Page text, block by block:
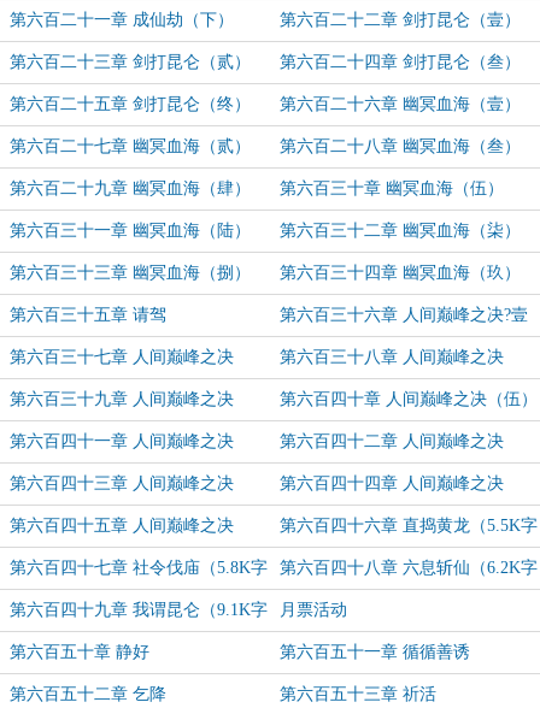
第六百二十一章 成仙劫（下）
（5.6K字奉上，求月票支持~）
第六百二十二章 剑打昆仑（壹）
（第一更，求票支持~）
第六百二十三章 剑打昆仑（贰）
（第二更，求票支持~）
第六百二十四章 剑打昆仑（叁）
第六百二十五章 剑打昆仑（终）
（6.5K字奉上，求月票支持~）
第六百二十六章 幽冥血海（壹）
第六百二十七章 幽冥血海（贰） 第六百二十八章 幽冥血海（叁）
第六百二十九章 幽冥血海（肆） 第六百三十章 幽冥血海（伍）
（6K字奉上，求月票支持~）
第六百三十一章 幽冥血海（陆）
（5.2K字奉上，月初求票支持~）
第六百三十二章 幽冥血海（柒）
第六百三十三章 幽冥血海（捌）
（5.5K字奉上，月初求票支持~）
第六百三十四章 幽冥血海（玖）
第六百三十五章 请驾 第六百三十六章 人间巅峰之决?壹
（5.6K求票，祝高考学子决胜巅峰
~）
第六百三十七章 人间巅峰之决
（贰）
第六百三十八章 人间巅峰之决
（叁）
第六百三十九章 人间巅峰之决
（肆）（6K字感谢西瓜太郎切克闹
上盟~）
第六百四十章 人间巅峰之决（伍）
第六百四十一章 人间巅峰之决
（陆）（6.5K字奉上，求月票支持
~）
第六百四十二章 人间巅峰之决
（柒）
第六百四十三章 人间巅峰之决
（捌）
第六百四十四章 人间巅峰之决
（玖）（9.2K字奉上，求月票支持
~）
第六百四十五章 人间巅峰之决
（终）（万字大章奉上，求月票支持
~）
第六百四十六章 直捣黄龙（5.5K字
奉上，求月票支持~）
第六百四十七章 社令伐庙（5.8K字
奉上，求月票支持~）
第六百四十八章 六息斩仙（6.2K字
奉上，求月票支持~）
第六百四十九章 我谓昆仑（9.1K字
奉上，求月票支持~）
月票活动
第六百五十章 静好 第六百五十一章 循循善诱
第六百五十二章 乞降 第六百五十三章 祈活